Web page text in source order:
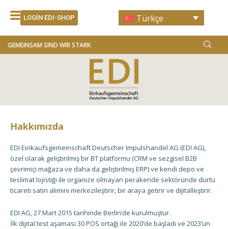
atla
LOGIN EDI-SHOP Türkçe
GEMEINSAM SIND WIR STARK
Hakkımızda
EDI Einkaufsgemeinschaft Deutscher Impulshandel AG (EDI AG),
özel olarak geliştirilmiş bir BT platformu (CRM ve sezgisel B2B
çevrimiçi mağaza ve daha da geliştirilmiş ERP) ve kendi depo ve
teslimat lojistiği ile organize olmayan perakende sektöründe dürtü
ticareti satın alımını merkezileştirir, bir araya getirir ve dijitalleştirir.
EDI AG, 27 Mart 2015 tarihinde Berlin’de kurulmuştur.
İlk dijital test aşaması 30 POS ortağı ile 2020’de başladı ve 2023’ün